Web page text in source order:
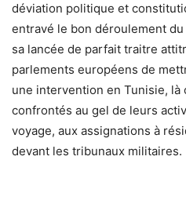
déviation politique et
entravé le bon déroulement
sa lancée de parfait traitre
parlements européens de
une intervention en Tunisie, là
confrontés au gel de leurs
voyage, aux assignations à
devant les tribunaux militaires.